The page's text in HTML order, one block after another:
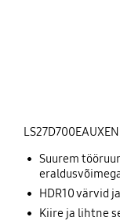
LS27D700EAUXEN
Suurem
HDR10 värvid
Kiire ja lihtne